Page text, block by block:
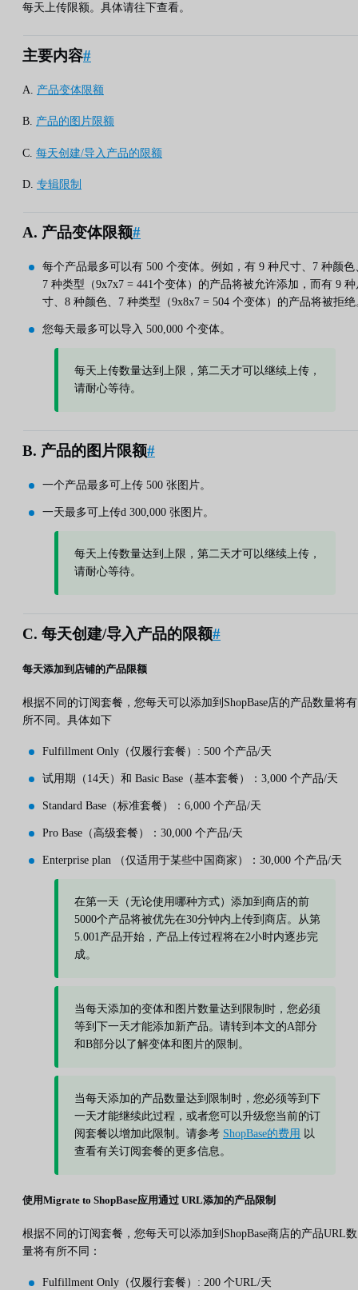
每天上传限额。具体请往下查看。
主要内容#
A. 产品变体限额
B. 产品的图片限额
C. 每天创建/导入产品的限额
D. 专辑限制
A. 产品变体限额#
每个产品最多可以有 500 个变体。例如，有 9 种尺寸、7 种颜色
7 种类型（9x7x7 = 441个变体）的产品将被允许添加，而有 9 种
寸、8 种颜色、7 种类型（9x8x7 = 504 个变体）的产品将被拒绝
您每天最多可以导入 500,000 个变体。
每天上传数量达到上限，第二天才可以继续上传，
请耐心等待。
B. 产品的图片限额#
一个产品最多可上传 500 张图片。
一天最多可上传d 300,000 张图片。
每天上传数量达到上限，第二天才可以继续上传，
请耐心等待。
C. 每天创建/导入产品的限额#
每天添加到店铺的产品限额
根据不同的订阅套餐，您每天可以添加到ShopBase店的产品数量将有
所不同。具体如下
Fulfillment Only（仅履行套餐）: 500 个产品/天
试用期（14天）和 Basic Base（基本套餐）：3,000 个产品/天
Standard Base（标准套餐）：6,000 个产品/天
Pro Base（高级套餐）：30,000 个产品/天
Enterprise plan （仅适用于某些中国商家）：30,000 个产品/天
在第一天（无论使用哪种方式）添加到商店的前
5000个产品将被优先在30分钟内上传到商店。从第
5.001产品开始，产品上传过程将在2小时内逐步完
成。
当每天添加的变体和图片数量达到限制时，您必须
等到下一天才能添加新产品。请转到本文的A部分
和B部分以了解变体和图片的限制。
当每天添加的产品数量达到限制时，您必须等到下
一天才能继续此过程，或者您可以升级您当前的订
阅套餐以增加此限制。请参考 ShopBase的费用 以
查看有关订阅套餐的更多信息。
使用Migrate to ShopBase应用通过 URL添加的产品限制
根据不同的订阅套餐，您每天可以添加到ShopBase商店的产品URL数
量将有所不同：
Fulfillment Only（仅履行套餐）: 200 个URL/天